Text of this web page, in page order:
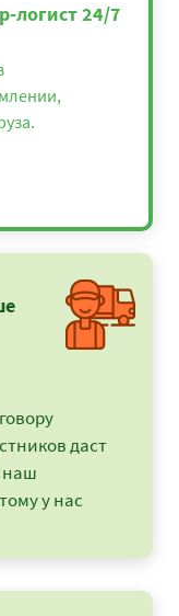
логист 24/7
даст
наш
у нас